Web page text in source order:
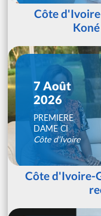
Côte
7 Août
2026
PREMIERE
DAME CI
Côte d'Ivoire
Côte d'Ivoire-